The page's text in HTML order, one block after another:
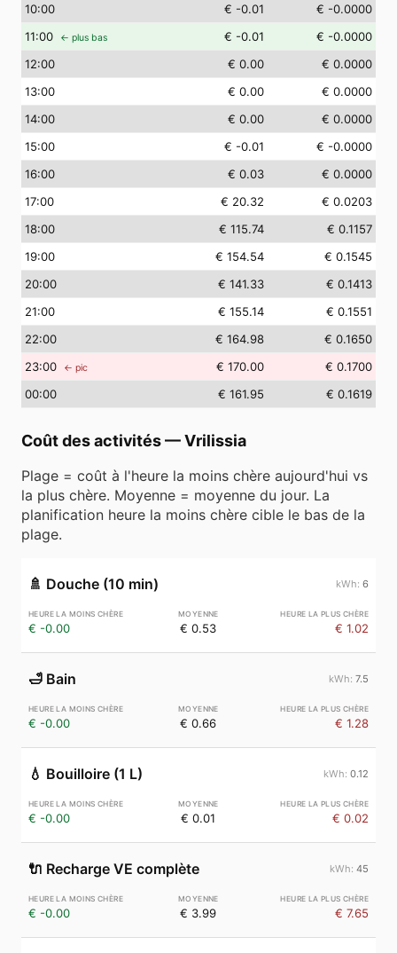
10:00 € -0.01
€ -0.0000
11:00 ← plus bas € -0.01
€ -0.0000
12:00 € 0.00
€ 0.0000
13:00 € 0.00
€ 0.0000
14:00 € 0.00
€ 0.0000
15:00 € -0.01
€ -0.0000
16:00 € 0.03
€ 0.0000
17:00 € 20.32
€ 0.0203
18:00 € 115.74
€ 0.1157
19:00 € 154.54
€ 0.1545
20:00 € 141.33
€ 0.1413
21:00 € 155.14
€ 0.1551
22:00 € 164.98
€ 0.1650
23:00 ← pic € 170.00
€ 0.1700
00:00 € 161.95 € 0.1619
Coût des activités—Vrilissia
Plage = coût à l'heure la moins chère aujourd'hui vs
la plus chère. Moyenne = moyenne du jour. La
planification heure la moins chère cible le bas de la
plage.
🚿 Douche (10 min) 6
€ -0.00 € 0.53 € 1.02
🛁 Bain 7.5
€ -0.00 € 0.66 € 1.28
💧 Bouilloire (1 L) 0.12
€ -0.00 € 0.01 € 0.02
🔌 Recharge VE complète 45
€ -0.00 € 3.99 € 7.65